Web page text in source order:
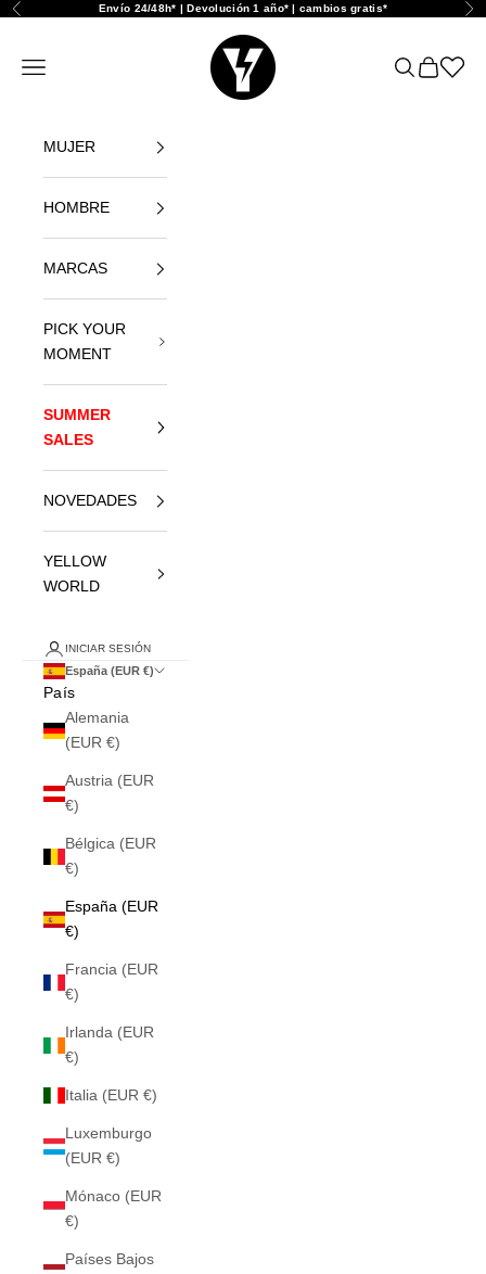
Ir al contenido
Anterior Envío 24/48h* | Devolución 1 año* | cambios gratis*
Yellowshop
Abrir menú de navegación
AbrirAbrirAbrir
MUJER
HOMBRE
MARCAS
PICK YOUR
MOMENT
SUMMER
SALES
NOVEDADES
YELLOW
WORLD
INICIAR SESIÓN
España (EUR €)
País
Alemania
(EUR €)
Austria (EUR
€)
Bélgica (EUR
€)
España (EUR
€)
Francia (EUR
€)
Irlanda (EUR
€)
Italia (EUR €)
Luxemburgo
(EUR €)
Mónaco (EUR
€)
Países Bajos